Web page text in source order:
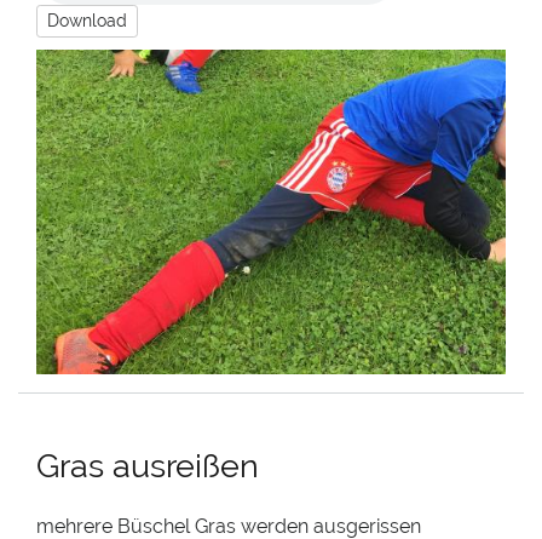
Download
Gras ausreißen
mehrere Büschel Gras werden ausgerissen